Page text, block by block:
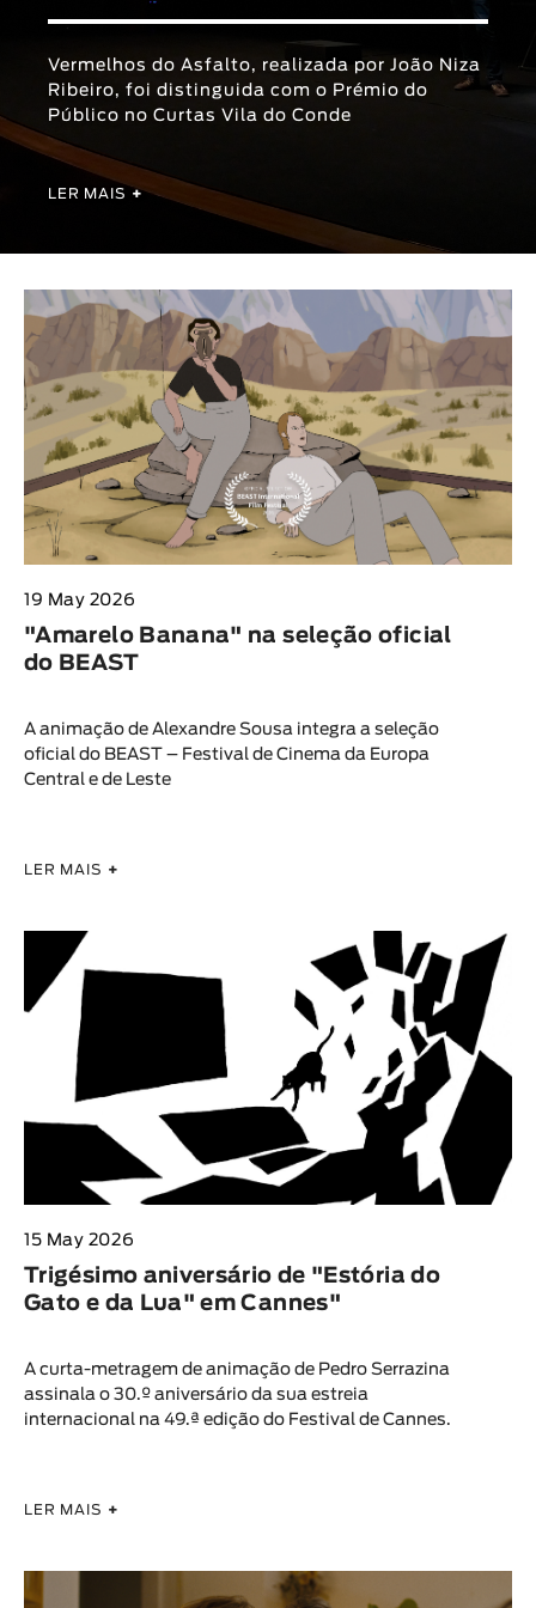
Animar
< / >
Ficção
Animação
Experimental
Documentário
Vermelhos do Asfalto, realizada por João Niza
Ribeiro, foi distinguida com o Prémio do
Público no Curtas Vila do Conde
LER MAIS +
19 May 2026
"Amarelo Banana" na seleção oficial
do BEAST
A animação de Alexandre Sousa integra a seleção
oficial do BEAST – Festival de Cinema da Europa
Central e de Leste
LER MAIS +
15 May 2026
Trigésimo aniversário de "Estória do
Gato e da Lua" em Cannes"
A curta-metragem de animação de Pedro Serrazina
assinala o 30.º aniversário da sua estreia
internacional na 49.ª edição do Festival de Cannes.
LER MAIS +